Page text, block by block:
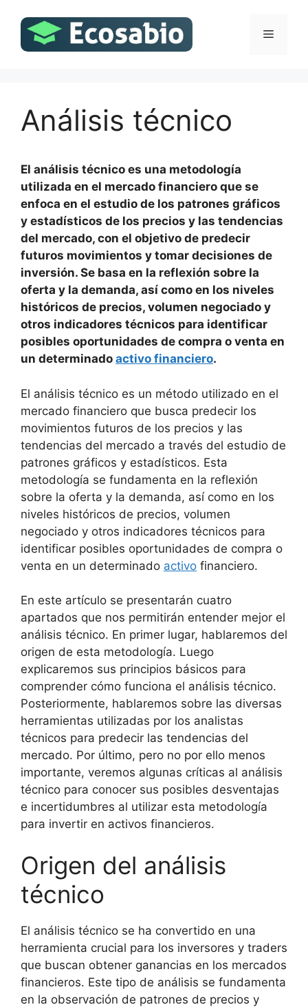
contenido
Menú
Análisis técnico
El análisis técnico es una metodología
utilizada en el mercado financiero que se
enfoca en el estudio de los patrones gráficos
y estadísticos de los precios y las tendencias
del mercado, con el objetivo de predecir
futuros movimientos y tomar decisiones de
inversión. Se basa en la reflexión sobre la
oferta y la demanda, así como en los niveles
históricos de precios, volumen negociado y
otros indicadores técnicos para identificar
posibles oportunidades de compra o venta en
un determinado activo financiero.
El análisis técnico es un método utilizado en el
mercado financiero que busca predecir los
movimientos futuros de los precios y las
tendencias del mercado a través del estudio de
patrones gráficos y estadísticos. Esta
metodología se fundamenta en la reflexión
sobre la oferta y la demanda, así como en los
niveles históricos de precios, volumen
negociado y otros indicadores técnicos para
identificar posibles oportunidades de compra o
venta en un determinado activo financiero.
En este artículo se presentarán cuatro
apartados que nos permitirán entender mejor el
análisis técnico. En primer lugar, hablaremos del
origen de esta metodología. Luego
explicaremos sus principios básicos para
comprender cómo funciona el análisis técnico.
Posteriormente, hablaremos sobre las diversas
herramientas utilizadas por los analistas
técnicos para predecir las tendencias del
mercado. Por último, pero no por ello menos
importante, veremos algunas críticas al análisis
técnico para conocer sus posibles desventajas
e incertidumbres al utilizar esta metodología
para invertir en activos financieros.
Origen del análisis
técnico
El análisis técnico se ha convertido en una
herramienta crucial para los inversores y traders
que buscan obtener ganancias en los mercados
financieros. Este tipo de análisis se fundamenta
en la observación de patrones de precios y